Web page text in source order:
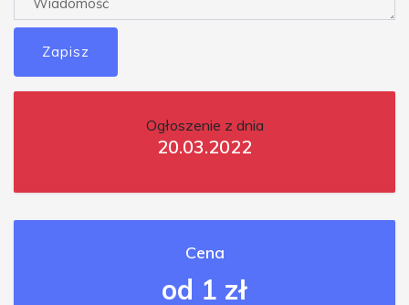
Zapisz
Ogłoszenie z dnia
20.03.2022
Cena
od 1 zł